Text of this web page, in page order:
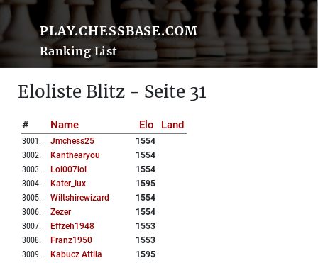
PLAY.CHESSBASE.COM
Ranking List
Eloliste Blitz - Seite 31
# Name Elo Land
3001 . Jmchess25
1554
3002. Kanthearyou
1554
3003. Lol007lol
1554
3004. Kater_lux
1595
3005. Wiltshirewizard
1554
3006. Zezer
1554
3007. Effzeh1948
1553
3008. Franz1950
1553
3009. Kabucz Attila
1595